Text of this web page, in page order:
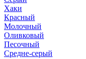
Хаки
Красный
Молочный
Оливковый
Песочный
Средне-серый